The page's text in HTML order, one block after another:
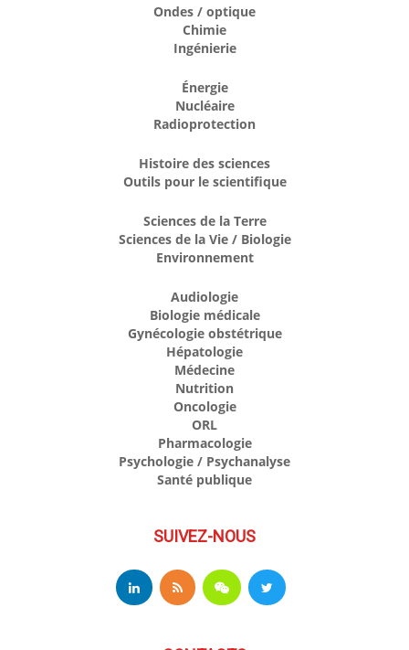
Ondes / optique
Chimie
Ingénierie
Énergie
Nucléaire
Radioprotection
Histoire des sciences
Outils pour le scientifique
Sciences de la Terre
Sciences de la Vie / Biologie
Environnement
Audiologie
Biologie médicale
Gynécologie obstétrique
Hépatologie
Médecine
Nutrition
Oncologie
ORL
Pharmacologie
Psychologie / Psychanalyse
Santé publique
SUIVEZ-NOUS